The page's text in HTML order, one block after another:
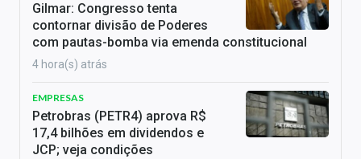
Gilmar: Congresso tenta
contornar divisão de Poderes
com pautas-bomba via emenda constitucional
4 hora(s) atrás
EMPRESAS
Petrobras (PETR4) aprova R$
17,4 bilhões em dividendos e
JCP; veja condições